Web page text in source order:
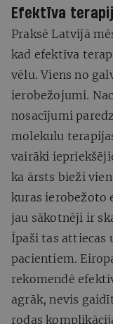
Efektīva
Praksē Latvijā
kad efektīva
vēlu. Viens no
ierobežojumi.
nosacījumi
molekulu
vairāki
ka ārsts bieži
kuras ierobežoto
jau sākotnēji ir
Īpaši tas attiecas
pacientiem.
rekomendē
agrāk, nevis
rodas